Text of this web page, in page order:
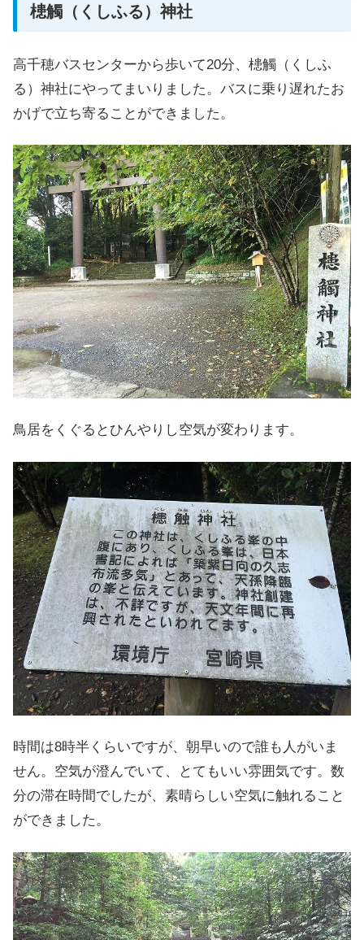
槵觸（くしふる）神社
高千穂バスセンターから歩いて20分、槵觸（くしふ
る）神社にやってまいりました。バスに乗り遅れたお
かげで立ち寄ることができました。
鳥居をくぐるとひんやりし空気が変わります。
時間は8時半くらいですが、朝早いので誰も人がいま
せん。空気が澄んでいて、とてもいい雰囲気です。数
分の滞在時間でしたが、素晴らしい空気に触れること
ができました。